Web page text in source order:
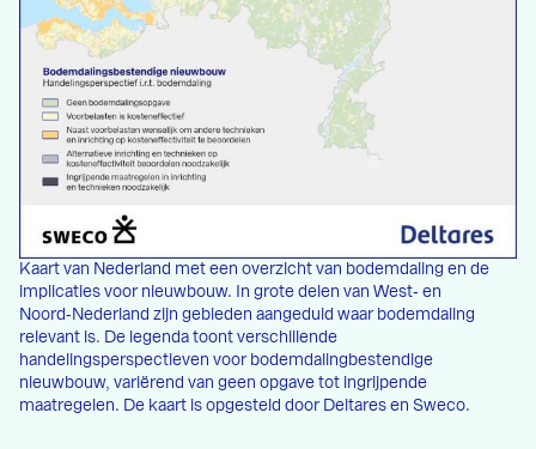
Kaart van Nederland met een overzicht van bodemdaling en de
implicaties voor nieuwbouw. In grote delen van West‑ en
Noord‑Nederland zijn gebieden aangeduid waar bodemdaling
relevant is. De legenda toont verschillende
handelingsperspectieven voor bodemdalingbestendige
nieuwbouw, variërend van geen opgave tot ingrijpende
maatregelen. De kaart is opgesteld door Deltares en Sweco.